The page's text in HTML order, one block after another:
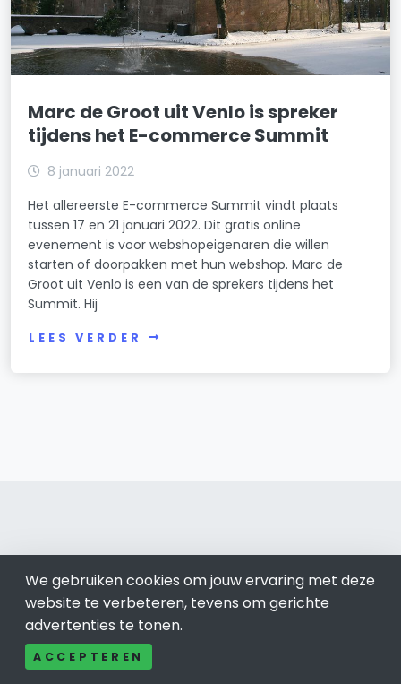
Marc de Groot uit Venlo is spreker
tijdens het E-commerce Summit
8 januari 2022
Het allereerste E-commerce Summit vindt plaats
tussen 17 en 21 januari 2022. Dit gratis online
evenement is voor webshopeigenaren die willen
starten of doorpakken met hun webshop. Marc de
Groot uit Venlo is een van de sprekers tijdens het
Summit. Hij
LEES VERDER
Venlo 077
Bel ons: 085-04 10 177
Contact
Adverteren
Over ons
We gebruiken cookies om jouw ervaring met deze
website te verbeteren, tevens om gerichte
advertenties te tonen.
ACCEPTEREN